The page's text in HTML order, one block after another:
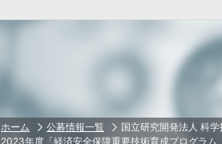
研究推進体制トップ
研究費トップ
若手研究者育成トップ
公正な研究活動の推進トップ
研究者情報トップ
ホーム 公募情報一覧
国立研究開発法人 科
2023年度「経済安全保障重要技術育成プログラ